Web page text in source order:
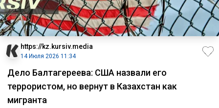
https://kz.kursiv.media
14 Июля 2026 11:34
Дело Балтагереева: США назвали его
террористом, но вернут в Казахстан как
мигранта